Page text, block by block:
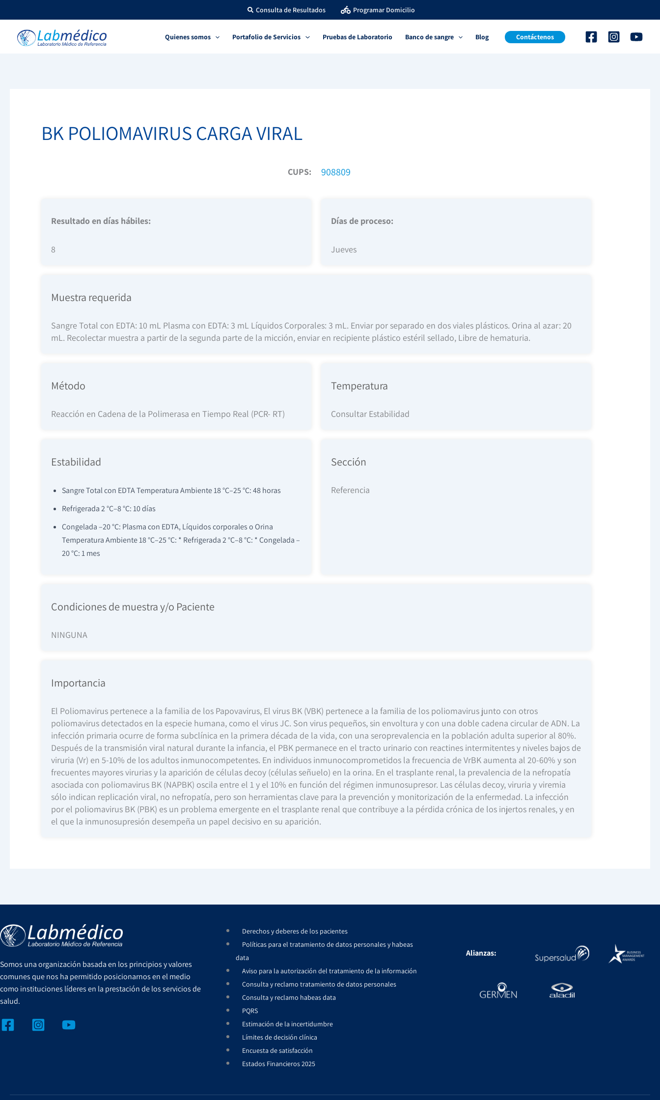
al
contenido
Consulta de Resultados Programar Domicilio
Quienes somos Portafolio de Servicios Pruebas de Laboratorio Banco de sangre Blog Contáctenos
BK POLIOMAVIRUS CARGA VIRAL
CUPS: 908809
Resultado en días hábiles:
8
Días de proceso:
Jueves
Muestra requerida
Sangre Total con EDTA: 10 mL Plasma con EDTA: 3 mL Líquidos Corporales: 3 mL. Enviar por separado en dos viales plásticos. Orina al azar: 20
mL. Recolectar muestra a partir de la segunda parte de la micción, enviar en recipiente plástico estéril sellado, Libre de hematuria.
Método
Reacción en Cadena de la Polimerasa en Tiempo Real (PCR- RT)
Temperatura
Consultar Estabilidad
Estabilidad
Sangre Total con EDTA Temperatura Ambiente 18 °C–25 °C: 48 horas
Refrigerada 2 °C–8 °C: 10 días
Congelada –20 °C: Plasma con EDTA, Líquidos corporales o Orina
Temperatura Ambiente 18 °C–25 °C: * Refrigerada 2 °C–8 °C: * Congelada –
20 °C: 1 mes
Sección
Referencia
Condiciones de muestra y/o Paciente
NINGUNA
Importancia
El Poliomavirus pertenece a la familia de los Papovavirus, El virus BK (VBK) pertenece a la familia de los poliomavirus junto con otros
poliomavirus detectados en la especie humana, como el virus JC. Son virus pequeños, sin envoltura y con una doble cadena circular de ADN. La
infección primaria ocurre de forma subclínica en la primera década de la vida, con una seroprevalencia en la población adulta superior al 80%.
Después de la transmisión viral natural durante la infancia, el PBK permanece en el tracto urinario con reactines intermitentes y niveles bajos de
viruria (Vr) en 5-10% de los adultos inmunocompetentes. En individuos inmunocomprometidos la frecuencia de VrBK aumenta al 20-60% y son
frecuentes mayores virurias y la aparición de células decoy (células señuelo) en la orina. En el trasplante renal, la prevalencia de la nefropatía
asociada con poliomavirus BK (NAPBK) oscila entre el 1 y el 10% en función del régimen inmunosupresor. Las células decoy, viruria y viremia
sólo indican replicación viral, no nefropatía, pero son herramientas clave para la prevención y monitorización de la enfermedad. La infección
por el poliomavirus BK (PBK) es un problema emergente en el trasplante renal que contribuye a la pérdida crónica de los injertos renales, y en
el que la inmunosupresión desempeña un papel decisivo en su aparición.
Somos una organización basada en los principios y valores
comunes que nos ha permitido posicionarnos en el medio
como instituciones líderes en la prestación de los servicios de
salud.
Derechos y deberes de los pacientes
Políticas para el tratamiento de datos personales y habeas
data
Aviso para la autorización del tratamiento de la información
Consulta y reclamo tratamiento de datos personales
Consulta y reclamo habeas data
PQRS
Estimación de la incertidumbre
Límites de decisión clínica
Encuesta de satisfacción
Estados Financieros 2025
Alianzas: